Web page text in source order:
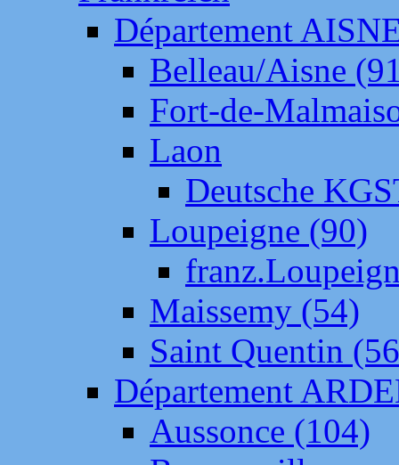
Département
Belleau/Aisne
Fort-de-
Laon
Deutsche
Loupeigne (90)
Maissemy (54)
Saint Quentin
Département
Aussonce (104)